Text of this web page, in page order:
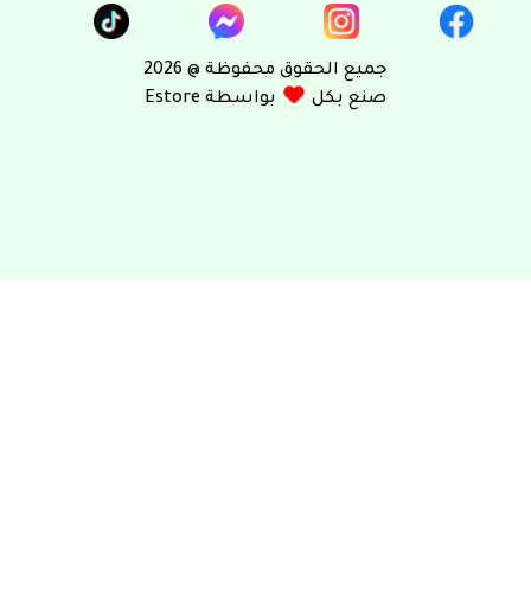
جميع الحقوق محفوظة @ 2026
صنع بكل
بواسطة Estore